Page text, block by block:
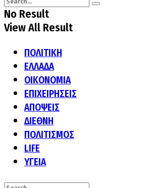
No Result
View All Result
ΠΟΛΙΤΙΚΗ
ΕΛΛΑΔΑ
ΟΙΚΟΝΟΜΙΑ
ΕΠΙΧΕΙΡΗΣΕΙΣ
ΑΠΟΨΕΙΣ
ΔΙΕΘΝΗ
ΠΟΛΙΤΙΣΜΟΣ
LIFE
ΥΓΕΙΑ